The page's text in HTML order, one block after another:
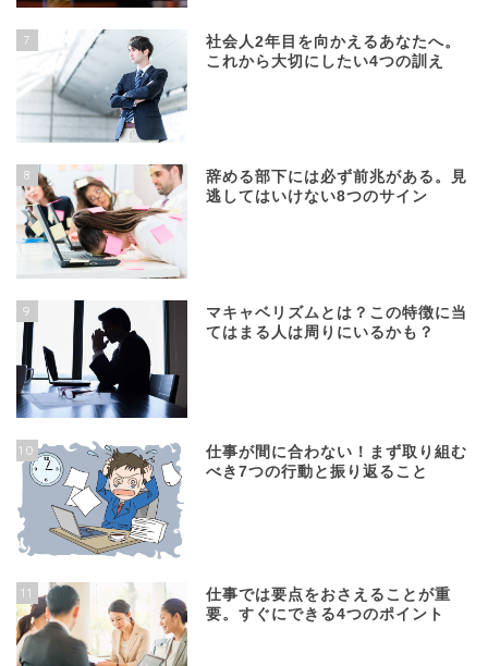
7
社会人2年目を向かえるあなたへ。
これから大切にしたい4つの訓え
8
辞める部下には必ず前兆がある。見
逃してはいけない8つのサイン
9
マキャベリズムとは？この特徴に当
てはまる人は周りにいるかも？
10
仕事が間に合わない！まず取り組む
べき7つの行動と振り返ること
11
仕事では要点をおさえることが重
要。すぐにできる4つのポイント